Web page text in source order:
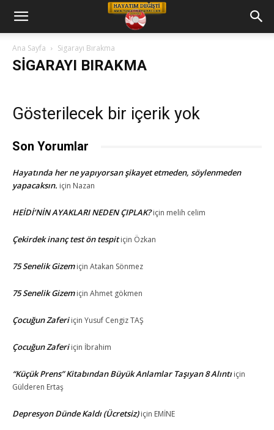
Hayatım
Değişti
Telkin
Ana Sayfa Sigarayı Bırakma
SIGARAYI BIRAKMA
Gösterilecek bir içerik yok
Son Yorumlar
Hayatında her ne yapıyorsan şikayet etmeden, söylenmeden
yapacaksın. için Nazan
HEİDİ’NİN AYAKLARI NEDEN ÇIPLAK?için melih celim
Çekirdek inanç test ön tespitiçin Özkan
75 Senelik Gizemiçin Atakan Sönmez
75 Senelik Gizemiçin Ahmet gökmen
Çocuğun Zaferiiçin Yusuf Cengiz TAŞ
Çocuğun Zaferiiçin İbrahim
“Küçük Prens” Kitabından Büyük Anlamlar Taşıyan 8 Alıntıiçin
Gülderen Ertaş
Depresyon Dünde Kaldı (Ücretsiz)için EMİNE